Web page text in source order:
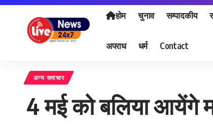
होम चुनाव सम्पादकीय
अपराध धर्म Contact
अन्य समाचार
4 मई को बलिया आयेंगे